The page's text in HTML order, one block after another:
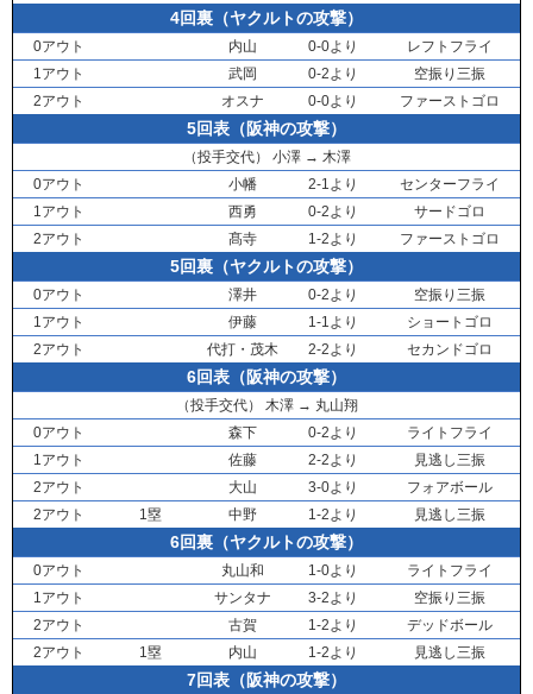
4回裏（ヤクルトの攻撃）
0アウト 内山 0-0より
レフトフライ
1アウト
武岡 0-2より
空振り三振
2アウト
オスナ 0-0より ファーストゴロ
5回表（阪神の攻撃）
（投手交代） 小澤→ 木澤
0アウト
小幡 2-1より
センターフライ
1アウト
西勇 0-2より
サードゴロ
2アウト
髙寺 1-2より ファーストゴロ
5回裏（ヤクルトの攻撃）
0アウト 澤井 0-2より
空振り三振
1アウト
伊藤 1-1より
ショートゴロ
2アウト
代打・ 茂木 2-2より セカンドゴロ
6回表（阪神の攻撃）
（投手交代） 木澤→ 丸山翔
0アウト
森下 0-2より
ライトフライ
1アウト
佐藤 2-2より
見逃し三振
2アウト
大山 3-0より
フォアボール
2アウト
1塁 中野 1-2より 見逃し三振
6回裏（ヤクルトの攻撃）
0アウト 丸山和 1-0より
ライトフライ
1アウト
サンタナ 3-2より
空振り三振
2アウト
古賀 1-2より
デッドボール
2アウト
1塁 内山 1-2より 見逃し三振
7回表（阪神の攻撃）